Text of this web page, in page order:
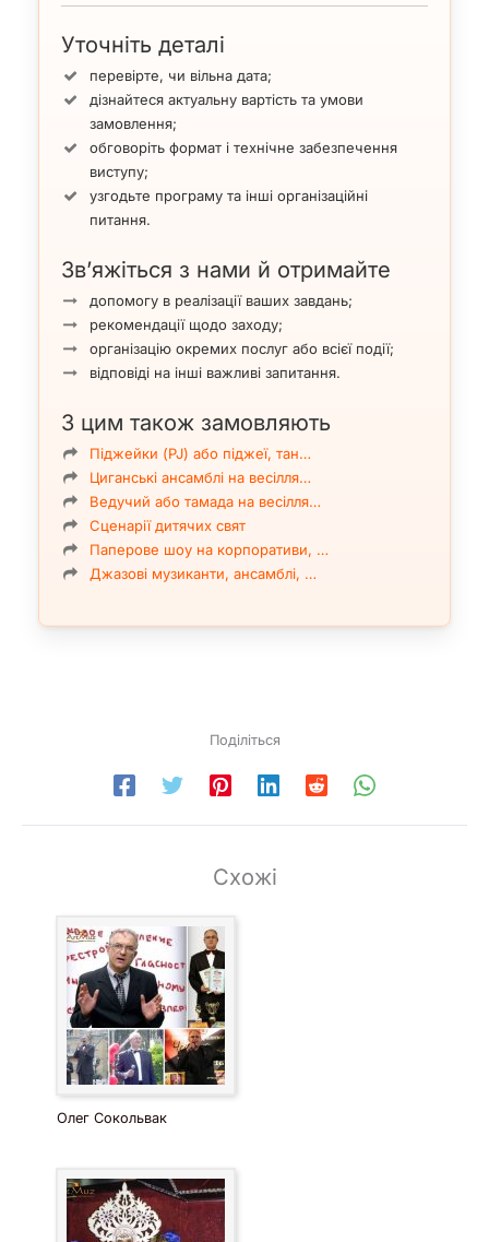
Уточніть деталі
перевірте, чи вільна дата;
дізнайтеся актуальну вартість та умови
замовлення;
обговоріть формат і технічне забезпечення
виступу;
узгодьте програму та інші організаційні
питання.
Зв’яжіться з нами й отримайте
допомогу в реалізації ваших завдань;
рекомендації щодо заходу;
організацію окремих послуг або всієї події;
відповіді на інші важливі запитання.
З цим також замовляють
Піджейки (PJ) або піджеї, тан…
Циганські ансамблі на весілля…
Ведучий або тамада на весілля…
Сценарії дитячих свят
Паперове шоу на корпоративи, …
Джазові музиканти, ансамблі, …
Поділіться
Схожі
Олег Сокольвак